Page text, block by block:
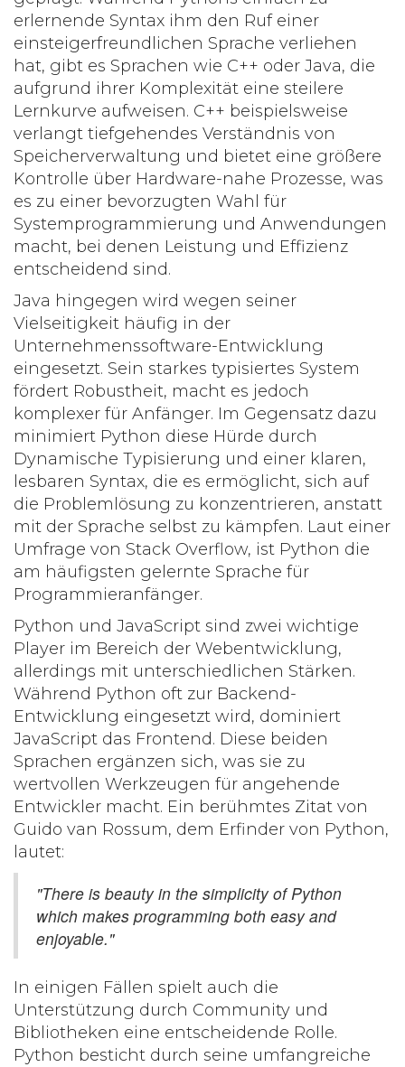
erlernende Syntax ihm den Ruf einer
einsteigerfreundlichen Sprache verliehen
hat, gibt es Sprachen wie C++ oder Java, die
aufgrund ihrer Komplexität eine steilere
Lernkurve aufweisen. C++ beispielsweise
verlangt tiefgehendes Verständnis von
Speicherverwaltung und bietet eine größere
Kontrolle über Hardware-nahe Prozesse, was
es zu einer bevorzugten Wahl für
Systemprogrammierung und Anwendungen
macht, bei denen Leistung und Effizienz
entscheidend sind.
Java hingegen wird wegen seiner
Vielseitigkeit häufig in der
Unternehmenssoftware-Entwicklung
eingesetzt. Sein starkes typisiertes System
fördert Robustheit, macht es jedoch
komplexer für Anfänger. Im Gegensatz dazu
minimiert Python diese Hürde durch
Dynamische Typisierung und einer klaren,
lesbaren Syntax, die es ermöglicht, sich auf
die Problemlösung zu konzentrieren, anstatt
mit der Sprache selbst zu kämpfen. Laut einer
Umfrage von Stack Overflow, ist Python die
am häufigsten gelernte Sprache für
Programmieranfänger.
Python und JavaScript sind zwei wichtige
Player im Bereich der Webentwicklung,
allerdings mit unterschiedlichen Stärken.
Während Python oft zur Backend-
Entwicklung eingesetzt wird, dominiert
JavaScript das Frontend. Diese beiden
Sprachen ergänzen sich, was sie zu
wertvollen Werkzeugen für angehende
Entwickler macht. Ein berühmtes Zitat von
Guido van Rossum, dem Erfinder von Python,
lautet:
"There is beauty in the simplicity of Python
which makes programming both easy and
enjoyable."
In einigen Fällen spielt auch die
Unterstützung durch Community und
Bibliotheken eine entscheidende Rolle.
Python besticht durch seine umfangreiche